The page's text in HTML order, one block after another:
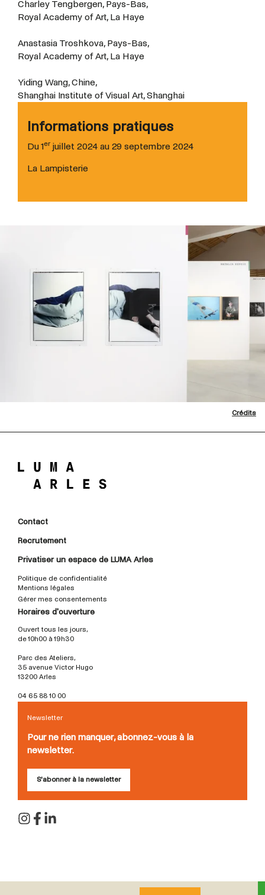
Charley Tengbergen, Pays-Bas,
Royal Academy of Art, La Haye
Anastasia Troshkova, Pays-Bas,
Royal Academy of Art, La Haye
Yiding Wang, Chine,
Shanghai Institute of Visual Art, Shanghai
Informations pratiques
Du 1erjuillet 2024 au 29 septembre 2024
La Lampisterie
Crédits
Contact
Recrutement
Privatiser un espace de LUMA Arles
Politique de confidentialité
Mentions légales
Gérer mes consentements
Horaires d'ouverture
Ouvert tous les jours,
de 10h00 à 19h30
Parc des Ateliers,
35 avenue Victor Hugo
13200 Arles
04 65 88 10 00
Newsletter
Pour ne rien manquer, abonnez-vous à la
newsletter.
S'abonner à la newsletter